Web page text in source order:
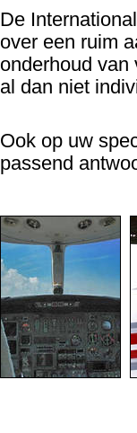
De
over een ruim
onderhoud van
al dan niet
Ook op uw
passend